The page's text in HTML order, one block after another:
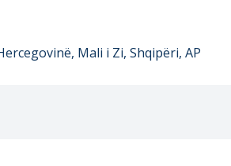
Mali i Zi, Shqipëri, AP